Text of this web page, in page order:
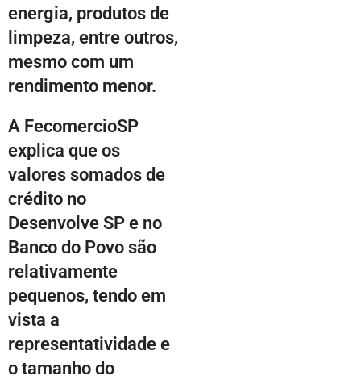
energia, produtos de
limpeza, entre outros,
mesmo com um
rendimento menor.
A FecomercioSP
explica que os
valores somados de
crédito no
Desenvolve SP e no
Banco do Povo são
relativamente
pequenos, tendo em
vista a
representatividade e
o tamanho do